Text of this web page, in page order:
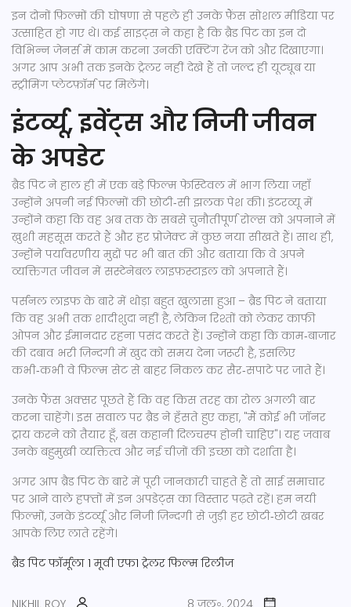
इन दोनों फ़िल्मों की घोषणा से पहले ही उनके फ़ैंस सोशल मीडिया पर
उत्साहित हो गए थे। कई साइट्स ने कहा है कि ब्रैड पिट का इन दो
विभिन्न जेनर्स में काम करना उनकी एक्टिंग रेंज को और दिखाएगा।
अगर आप अभी तक इनके ट्रेलर नहीं देखे हैं तो जल्द ही यूट्यूब या
स्ट्रीमिंग प्लेटफ़ॉर्म पर मिलेंगे।
इंटर्व्यू, इवेंट्स और निजी जीवन
के अपडेट
ब्रैड पिट ने हाल ही में एक बड़े फिल्म फेस्टिवल में भाग लिया जहाँ
उन्होंने अपनी नई फ़िल्मों की छोटी‑सी झलक पेश की। इंटरव्यू में
उन्होंने कहा कि वह अब तक के सबसे चुनौतीपूर्ण रोल्स को अपनाने में
ख़ुशी महसूस करते हैं और हर प्रोजेक्ट में कुछ नया सीखते हैं। साथ ही,
उन्होंने पर्यावरणीय मुद्दों पर भी बात की और बताया कि वे अपने
व्यक्तिगत जीवन में सस्टेनेबल लाइफ़स्टाइल को अपनाते हैं।
पर्सनल लाइफ के बारे में थोड़ा बहुत खुलासा हुआ – ब्रैड पिट ने बताया
कि वह अभी तक शादीशुदा नहीं है, लेकिन रिश्तों को लेकर काफी
ओपन और ईमानदार रहना पसंद करते हैं। उन्होंने कहा कि काम‑बाजार
की दबाव भरी ज़िन्दगी में खुद को समय देना जरूरी है, इसलिए
कभी‑कभी वे फ़िल्म सेट से बाहर निकल कर सैर‑सपाटे पर जाते हैं।
उनके फैंस अक्सर पूछते हैं कि वह किस तरह का रोल अगली बार
करना चाहेंगे। इस सवाल पर ब्रैड ने हँसते हुए कहा, "मैं कोई भी जॉनर
ट्राय करने को तैयार हूँ, बस कहानी दिलचस्प होनी चाहिए"। यह जवाब
उनके बहुमुखी व्यक्तित्व और नई चीज़ों की इच्छा को दर्शाता है।
अगर आप ब्रैड पिट के बारे में पूरी जानकारी चाहते हैं तो साई समाचार
पर आने वाले हफ्तों में इन अपडेट्स का विस्तार पढ़ते रहें। हम नयी
फ़िल्मों, उनके इंटर्व्यू और निजी ज़िन्दगी से जुड़ी हर छोटी‑छोटी खबर
आपके लिए लाते रहेंगे।
ब्रैड पिट फॉर्मूला 1 मूवी एफ1 ट्रेलर फिल्म रिलीज
NIKHIL ROY
8 जुल॰, 2024